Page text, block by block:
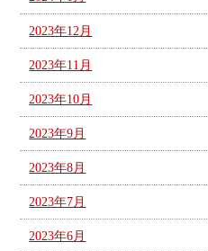
2023年12月
2023年11月
2023年10月
2023年9月
2023年8月
2023年7月
2023年6月